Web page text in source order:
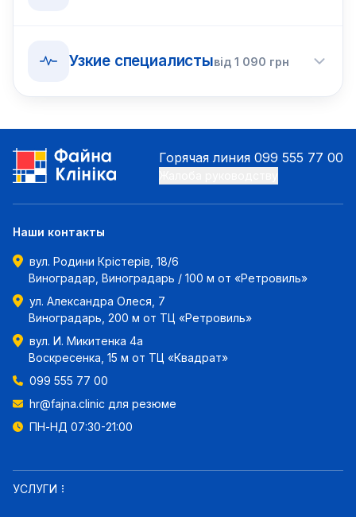
Узкие специалистывід 1 090 грн
Горячая линия 099 555 77 00
Наши контакты
вул. Родини Крістерів, 18/6
Виноградар, Виноградарь / 100 м от «Ретровиль»
ул. Александра Олеся, 7
Виноградарь, 200 м от ТЦ «Ретровиль»
вул. И. Микитенка 4а
Воскресенка, 15 м от ТЦ «Квадрат»
099 555 77 00
hr@fajna.clinic для резюме
ПН-НД 07:30-21:00
УСЛУГИ